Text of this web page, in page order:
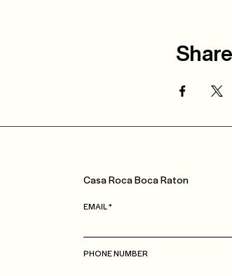
CasaRocaBoca Raton
EMAIL
PHONE NUMBER